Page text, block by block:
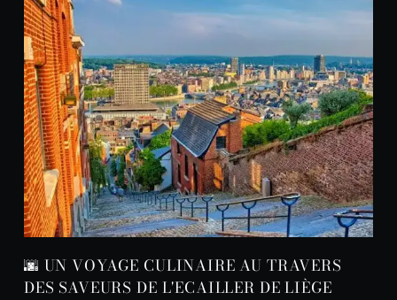
🌆 UN VOYAGE CULINAIRE AU TRAVERS
DES SAVEURS DE L'ECAILLER DE LIÈGE